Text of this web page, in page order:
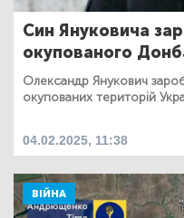
Син Януковича
окупованого
Олександр Янукович
окупованих територій
04.02.2025, 11:38
ВІЙНА